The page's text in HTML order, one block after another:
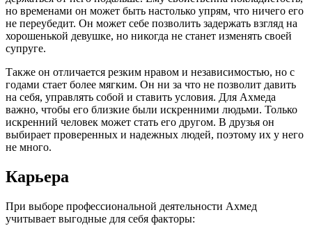
но временами он может быть настолько упрям, что ничего его
не переубедит. Он может себе позволить задержать взгляд на
хорошенькой девушке, но никогда не станет изменять своей
супруге.
Также он отличается резким нравом и независимостью, но с
годами стает более мягким. Он ни за что не позволит давить
на себя, управлять собой и ставить условия. Для Ахмеда
важно, чтобы его близкие были искренними людьми. Только
искренний человек может стать его другом. В друзья он
выбирает проверенных и надежных людей, поэтому их у него
не много.
Карьера
При выборе профессиональной деятельности Ахмед
учитывает выгодные для себя факторы: